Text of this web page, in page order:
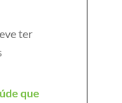
ter
que